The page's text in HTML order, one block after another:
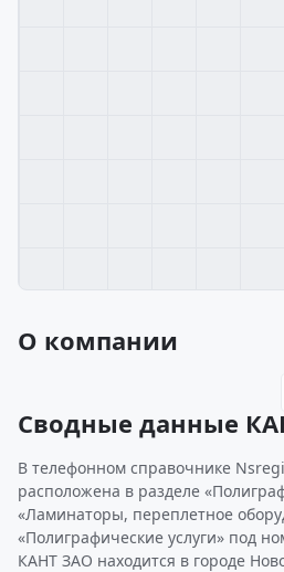
О компании
Сводные данные
В телефонном справочнике
расположена в разделе
«Ламинаторы, переплетное
«Полиграфические услуги» под
КАНТ ЗАО находится в городе